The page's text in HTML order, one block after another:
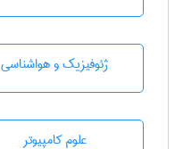
ژئوفيزيك و هواشناسی
علوم کامپیوتر